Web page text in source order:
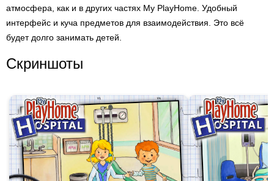
атмосфера, как и в других частях My PlayHome. Удобный
интерфейс и куча предметов для взаимодействия. Это всё
будет долго занимать детей.
Скриншоты